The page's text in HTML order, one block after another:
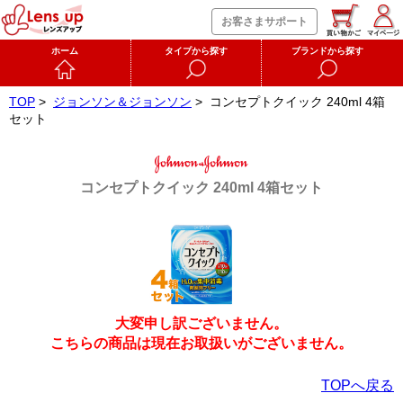
お客さまサポート
ホーム タイプから探す ブランドから探す
TOP > ジョンソン＆ジョンソン >
コンセプトクイック 240ml 4箱
セット
コンセプトクイック 240ml 4箱セット
大変申し訳ございません。
こちらの商品は現在お取扱いがございません。
TOPへ戻る